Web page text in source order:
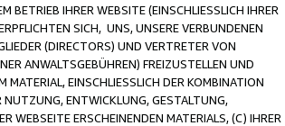
BETRIEB IHRER WEBSITE (EINSCHLIESSLICH IHRER
SICH, UNS, UNSERE VERBUNDENEN
(DIRECTORS) UND VERTRETER VON
ANWALTSGEBÜHREN) FREIZUSTELLEN UND
EINSCHLIESSLICH DER KOMBINATION
NUTZUNG, ENTWICKLUNG, GESTALTUNG,
WEBSEITE ERSCHEINENDEN MATERIALS, (C) IHRER